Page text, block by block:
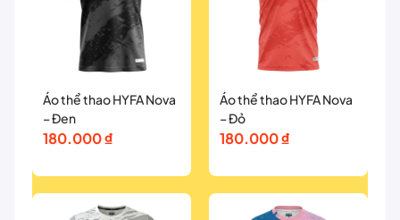
Áo thể thao HYFA Nova
– Đen
180.000₫
Áo thể thao HYFA Nova
– Đỏ
180.000₫